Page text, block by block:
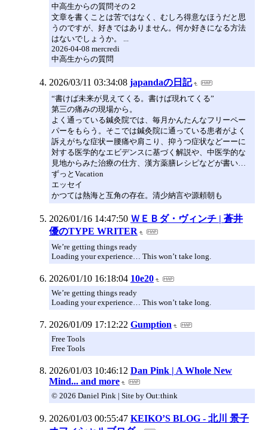
中高生からの質問その２
文章を書くことは苦ではなく、むしろ得意なほうだと思
うのですが、好きではありません。何か好きになる方法
はないでしょうか。 ...
2026-04-08 mercredi
中高生からの質問
2026/03/11 03:34:08 japandaの日記
“書けば未来が見えてくる。書けば現れてくる”
第三の痛みの現場から。
よく通っている鍼灸院では、毎月かんたんなフリーペー
パーをもらう。そこでは鍼灸院に通っている患者がよく
訴えがちな症状ー腰痛や肩こり、抑うつ症状などーーに
対する医学的なエビデンスに基づく解説や、中医学的な
見地からみた治療の仕方、漢方薬膳レシピなどが書い…
ずっとVacation
エッセイ
かつては熱海と互角の存在。清少納言や源頼朝も
2026/01/16 14:47:50 ＷＥＢダ・ヴィンチ | 蒼井
優のTYPE WRITER
We’re getting things ready
Loading your experience… This won’t take long.
2026/01/10 16:18:04 10e20
We’re getting things ready
Loading your experience… This won’t take long.
2026/01/09 17:12:22 Gumption
Free Tools
Free Tools
2026/01/03 10:46:12 Dan Pink | A Whole New
Mind... and more
© 2026 Daniel Pink | Site by Out:think
2026/01/03 00:55:47 KEIKO’S BLOG - 北川 景子